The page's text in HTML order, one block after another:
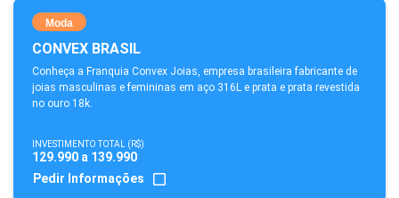
Moda
CONVEX BRASIL
Conheça a Franquia Convex Joias, empresa brasileira fabricante de
joias masculinas e femininas em aço 316L e prata e prata revestida
no ouro 18k.
INVESTIMENTO TOTAL (R$)
129.990 a 139.990
Pedir Informações